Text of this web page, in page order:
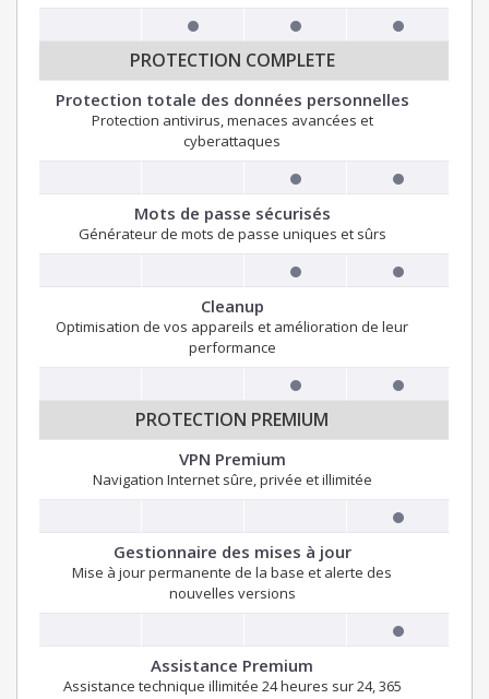
PROTECTION COMPLETE
Protection totale des données personnelles
Protection antivirus, menaces avancées et
cyberattaques
Mots de passe sécurisés
Générateur de mots de passe uniques et sûrs
Cleanup
Optimisation de vos appareils et amélioration de leur
performance
PROTECTION PREMIUM
VPN Premium
Navigation Internet sûre, privée et illimitée
Gestionnaire des mises à jour
Mise à jour permanente de la base et alerte des
nouvelles versions
Assistance Premium
Assistance technique illimitée 24 heures sur 24, 365